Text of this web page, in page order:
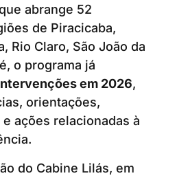
abrange 52
de Piracicaba,
Rio Claro, São João da
o programa já
em 2026,
orientações,
ações relacionadas à
do Cabine Lilás, em